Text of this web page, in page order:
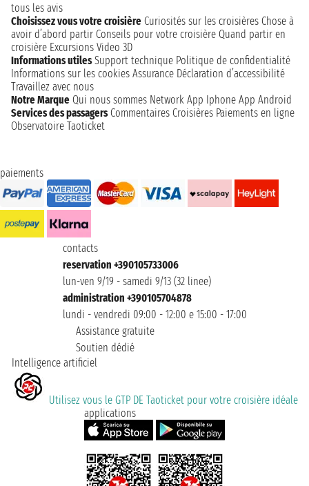
tous les avis
Choisissez vous votre croisière Curiosités sur les croisières Chose à
avoir d’abord partir Conseils pour votre croisière Quand partir en
croisière Excursions Video 3D
Informations utiles Support technique Politique de confidentialité
Informations sur les cookies Assurance Déclaration d’accessibilité
Travaillez avec nous
Notre Marque Qui nous sommes Network App Iphone App Android
Services des passagers Commentaires Croisières Paiements en ligne
Observatoire Taoticket
paiements
contacts
reservation +390105733006
lun-ven 9/19 - samedi 9/13 (32 linee)
administration +390105704878
lundi - vendredi 09:00 - 12:00 e 15:00 - 17:00
Assistance gratuite
Soutien dédié
Intelligence artificiel
Utilisez vous le GTP DE Taoticket pour votre croisière idéale
applications